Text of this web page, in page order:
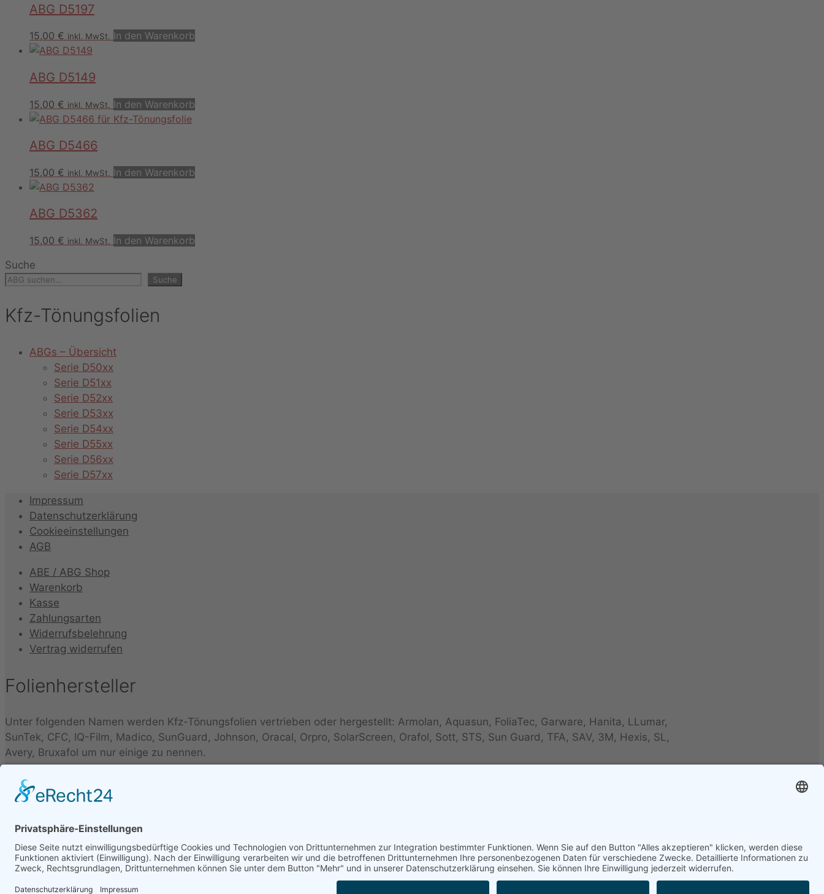
ABG D5197
15,00 € inkl. MwSt. In den Warenkorb
ABG D5149
15,00 € inkl. MwSt. In den Warenkorb
ABG D5466
15,00 € inkl. MwSt. In den Warenkorb
ABG D5362
15,00 € inkl. MwSt. In den Warenkorb
Suche
Suche
Kfz-Tönungsfolien
ABGs – Übersicht
Serie D50xx
Serie D51xx
Serie D52xx
Serie D53xx
Serie D54xx
Serie D55xx
Serie D56xx
Serie D57xx
Impressum
Datenschutzerklärung
Cookieeinstellungen
AGB
ABE / ABG Shop
Warenkorb
Kasse
Zahlungsarten
Widerrufsbelehrung
Vertrag widerrufen
Folienhersteller
Unter folgenden Namen werden Kfz-Tönungsfolien vertrieben oder hergestellt: Armolan, Aquasun, FoliaTec, Garware, Hanita, LLumar,
SunTek, CFC, IQ-Film, Madico, SunGuard, Johnson, Oracal, Orpro, SolarScreen, Orafol, Sott, STS, Sun Guard, TFA, SAV, 3M, Hexis, SL,
Avery, Bruxafol um nur einige zu nennen.
Folienbezeichnungen
Folien werden unter verschiedenen Bezeichnungen vertrieben, diese sind u.a.: Alu Dark, Pinnacle, Ceramic, Bond, Folia-Tec 7, FT95,
FT97, Midnight, Blacknight, Supreme, Black Mirror, Basic Grey, Secur Clear, Omega, Real Carbon, uvm.